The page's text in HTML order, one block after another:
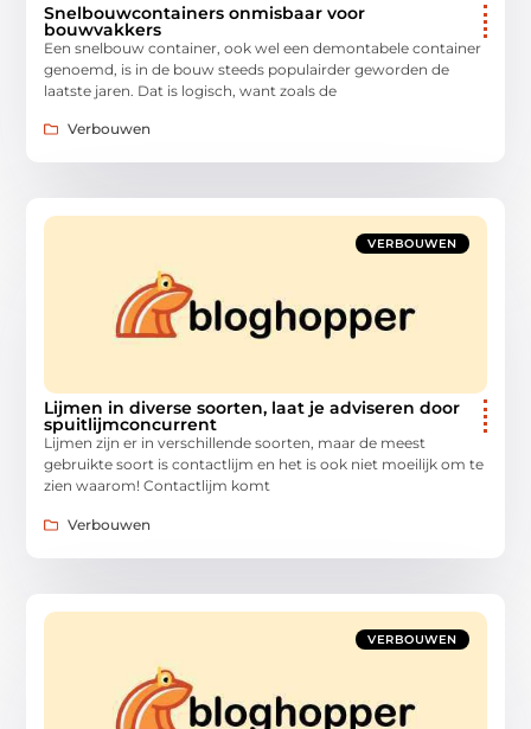
Snelbouwcontainers onmisbaar voor
bouwvakkers
Een snelbouw container, ook wel een demontabele container
genoemd, is in de bouw steeds populairder geworden de
laatste jaren. Dat is logisch, want zoals de
Verbouwen
VERBOUWEN
Lijmen in diverse soorten, laat je adviseren door
spuitlijmconcurrent
Lijmen zijn er in verschillende soorten, maar de meest
gebruikte soort is contactlijm en het is ook niet moeilijk om te
zien waarom! Contactlijm komt
Verbouwen
VERBOUWEN